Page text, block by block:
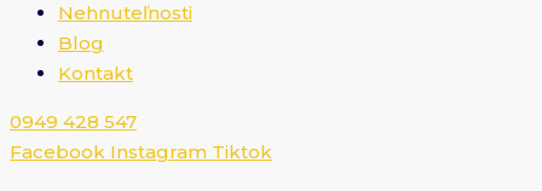
Nehnuteľnosti
Blog
Kontakt
0949 428 547​
Facebook Instagram Tiktok